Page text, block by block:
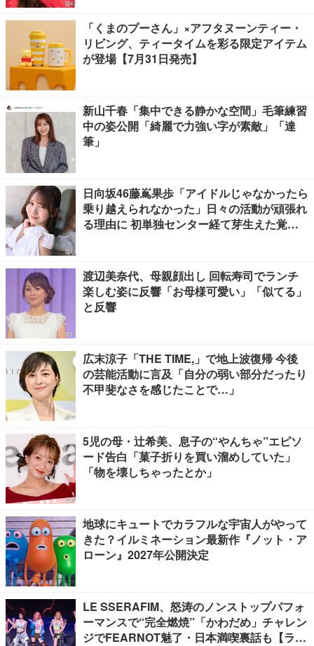
「くまのプーさん」×アフタヌーンティー・
リビング、ティータイムを彩る限定アイテム
が登場【7月31日発売】
新山千春「集中できる静かな空間」毛筆練習
中の姿公開「綺麗で力強い字が素敵」「達
筆」
日向坂46藤嶌果歩「アイドルじゃなかったら
乗り越えられなかった」日々の活動が頑張れ
る理由に 初単独センター経て芽生えた覚悟
渡辺美奈代、母親顔出し 回転寿司でランチ
楽しむ姿に反響「お母様可愛い」「似てる」
と反響
広末涼子「THE TIME,」で地上波復帰 今後
の芸能活動に言及「自分の弱い部分だったり
不甲斐なさを感じたことで…」
5児の母・辻希美、息子の“やんちゃ”エピソ
ード告白「菓子折りを買い溜めしていた」
「物を壊しちゃったとか」
地球にキュートでカラフルな宇宙人がやって
きた？イルミネーション最新作『ノット・ア
ローン』2027年公開決定
LE SSERAFIM、怒涛のノンストップパフォ
ーマンスで“完全燃焼”「かわだめ」チャレン
ジでFEARNOT魅了・日本満喫裏話も【ライ